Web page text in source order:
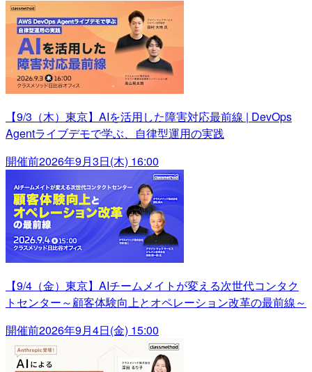
【9/3（木）東京】AIを活用した障害対応最前線 | DevOps
Agentライブデモで学ぶ、自律型運用の実践
開催前2026年9月3日(木) 16:00
【9/4（金）東京】AIチームメイトが変える次世代コンタク
トセンター～顧客体験向上とオペレーション改革の最前線～
開催前2026年9月4日(金) 15:00